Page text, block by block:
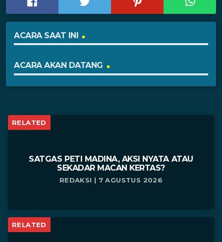
ACARA SAAT INI
ACARA AKAN DATANG
RELATED
SATGAS PETI MADINA, AKSI NYATA ATAU
SEKADAR MACAN KERTAS?
REDAKSI | 7 AGUSTUS 2026
RELATED